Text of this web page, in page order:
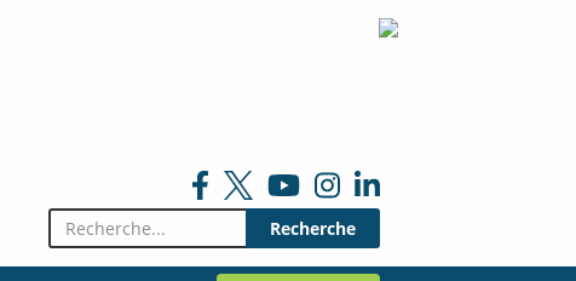
Rechercher: